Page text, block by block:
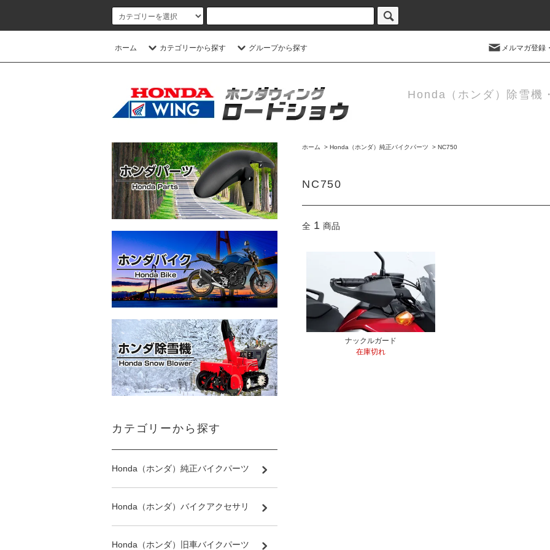
ホーム カテゴリーから探す グループから探す メルマガ登録
Honda（ホンダ）除雪機
ホーム > Honda（ホンダ）純正バイクパーツ > NC750
NC750
全 1 商品
ナックルガード
在庫切れ
カテゴリーから探す
Honda（ホンダ）純正バイクパーツ
Honda（ホンダ）バイクアクセサリ
Honda（ホンダ）旧車バイクパーツ